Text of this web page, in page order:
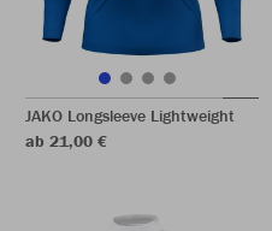
JAKO Longsleeve Lightweight
ab 21,00 €